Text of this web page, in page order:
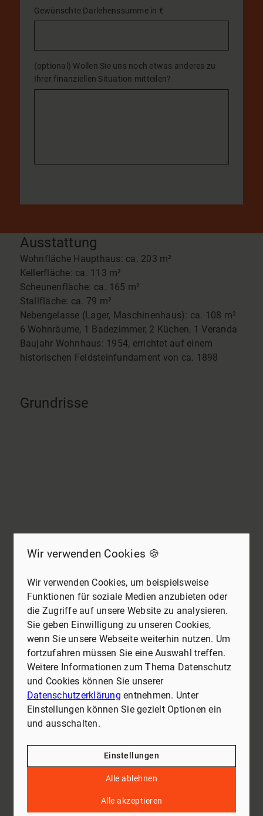
Gewünschte Darlehenssumme in €
(optional) Wollen Sie uns noch etwas anderes zu
Ihrer finanziellen Situation mitteilen?
Ausstattung
Wohnfläche Haupthaus: ca. 203 m²
Kellerfläche: ca. 113 m²
Scheunenfläche: ca. 165 m²
Stallfläche: ca. 79 m²
Nebengelasse (Lager, Maschinenhaus): ca. 108 m²
6 Wohnräume, 1 Badezimmer, 2 Küchen, 1 Veranda
Baujahr Wohnhaus: 1954, errichtet auf einem
historischen Feldsteinfundament von ca. 1898
Grundrisse
Wir verwenden Cookies 🍪
Wir verwenden Cookies, um beispielsweise
Funktionen für soziale Medien anzubieten oder
die Zugriffe auf unsere Website zu analysieren.
Sie geben Einwilligung zu unseren Cookies,
wenn Sie unsere Webseite weiterhin nutzen. Um
fortzufahren müssen Sie eine Auswahl treffen.
Weitere Informationen zum Thema Datenschutz
und Cookies können Sie unserer
Datenschutzerklärung entnehmen. Unter
Einstellungen können Sie gezielt Optionen ein
und ausschalten.
Einstellungen
Alle ablehnen
Alle akzeptieren